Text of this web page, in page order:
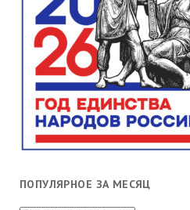
ПОПУЛЯРНОЕ ЗА МЕСЯЦ